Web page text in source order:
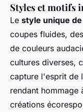
Styles et motifs
Le style unique
coupes fluides,
de couleurs
cultures diverses,
capture l'esprit de
rendant hommage
créations